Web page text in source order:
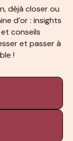
déjà closer ou
d’or : insights
conseils
et passer à
!